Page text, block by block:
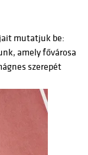
mutatjuk be:
amely fővárosa
szerepét